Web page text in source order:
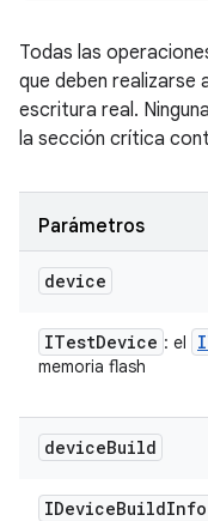
Todas las
que deben realizarse
escritura real.
la sección crítica
Parámetros
device
ITestDevice : el
memoria flash
deviceBuild
IDeviceBuildInfo